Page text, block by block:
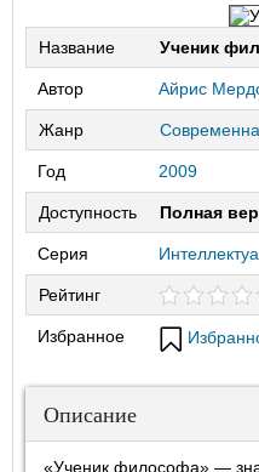
Название Ученик
Автор Айрис
Жанр
Год 2009
Доступность Полная
Серия
Рейтинг
Избранное
Описание
«Ученик философа» —